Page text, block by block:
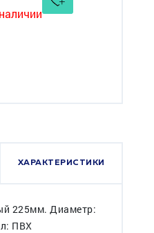
ХАРАКТЕРИСТИКИ
225мм. Диаметр:
ПВХ